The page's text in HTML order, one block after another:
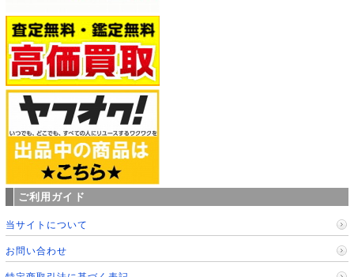
ご利用ガイド
当サイトについて
お問い合わせ